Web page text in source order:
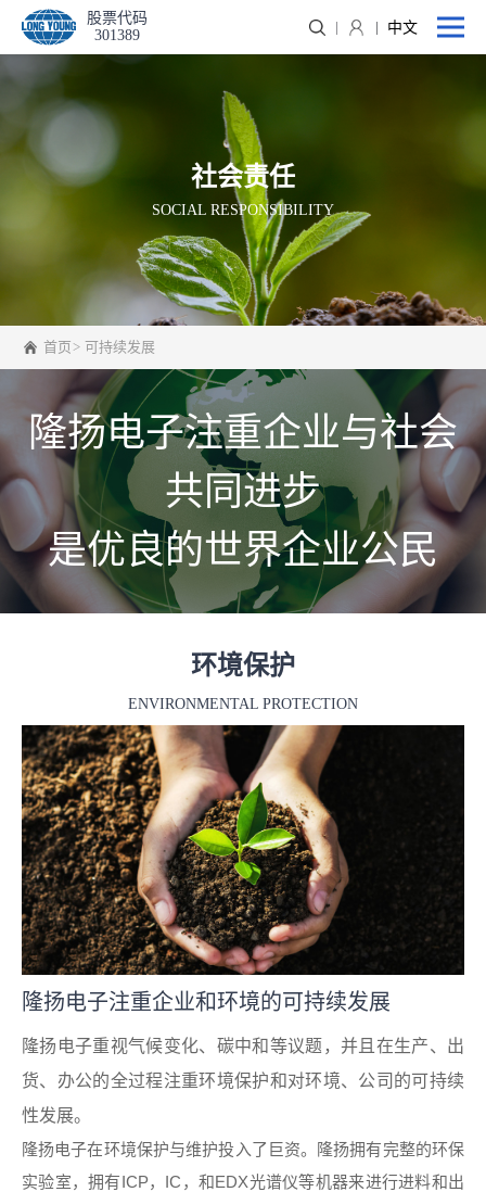
股票代码
301389
中文
社会责任
SOCIAL RESPONSIBILITY
首页 可持续发展
隆扬电子注重企业与社会
共同进步
是优良的世界企业公民
环境保护
ENVIRONMENTAL PROTECTION
隆扬电子注重企业和环境的可持续发展
隆扬电子重视气候变化、碳中和等议题，并且在生产、出
货、办公的全过程注重环境保护和对环境、公司的可持续
性发展。
隆扬电子在环境保护与维护投入了巨资。隆扬拥有完整的环保
实验室，拥有ICP，IC，和EDX光谱仪等机器来进行进料和出